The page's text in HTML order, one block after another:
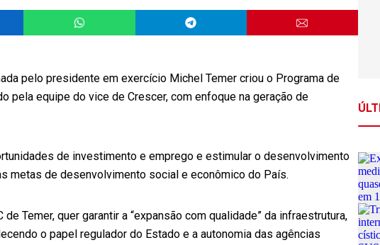
pelo presidente em exercício Michel Temer criou o Programa de
pela equipe do vice de Crescer, com enfoque na geração de
de investimento e emprego e estimular o desenvolvimento
metas de desenvolvimento social e econômico do País.
Temer, quer garantir a “expansão com qualidade” da infraestrutura,
o papel regulador do Estado e a autonomia das agências